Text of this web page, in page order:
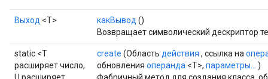
Выход <Т> какВывод ()
Возвращает символический дескриптор
static <T
расширяет число,
create (Область действия , ссылка на
обновления операнда <T>, параметры... )